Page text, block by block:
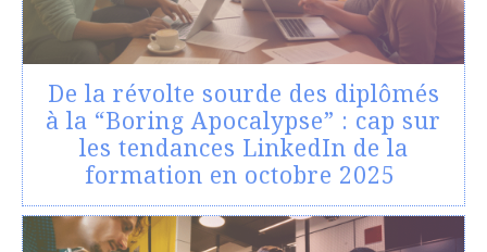
De la révolte sourde des diplômés
à la “Boring Apocalypse” : cap sur
les tendances LinkedIn de la
formation en octobre 2025